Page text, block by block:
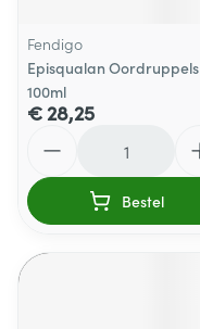
Fendigo
Episqualan Oordruppels
100ml
€ 28,25
Bestel